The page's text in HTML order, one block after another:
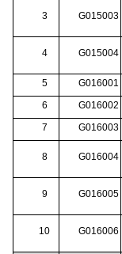
3 G015003
4 G015004
5 G016001
6
G016002
7
G016003
8 G016004
9 G016005
10 G016006